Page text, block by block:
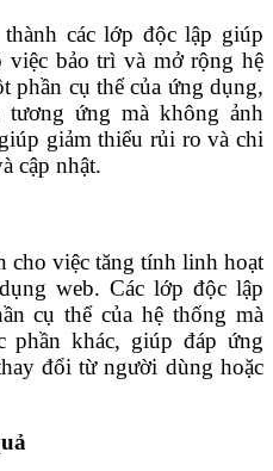
các lớp độc lập giúp
việc bảo trì và mở rộng hệ
phần cụ thể của ứng dụng,
ứng mà không ảnh
giảm thiểu rủi ro và chi
cập nhật.
việc tăng tính linh hoạt
web. Các lớp độc lập
cụ thể của hệ thống mà
phần khác, giúp đáp ứng
đổi từ người dùng hoặc